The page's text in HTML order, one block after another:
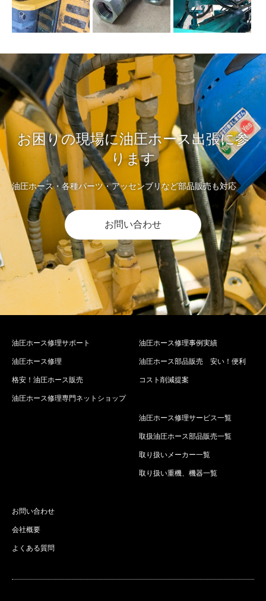
お困りの現場に油圧ホース出張に参
ります
油圧ホース・各種パーツ・アッセンブリなど部品販売も対応
お問い合わせ
油圧ホース修理サポート
油圧ホース修理
格安！油圧ホース販売
油圧ホース修理専門ネットショップ
油圧ホース修理事例実績
油圧ホース部品販売 安い！便利
コスト削減提案
油圧ホース修理サービス一覧
取扱油圧ホース部品販売一覧
取り扱いメーカー一覧
取り扱い重機、機器一覧
お問い合わせ
会社概要
よくある質問